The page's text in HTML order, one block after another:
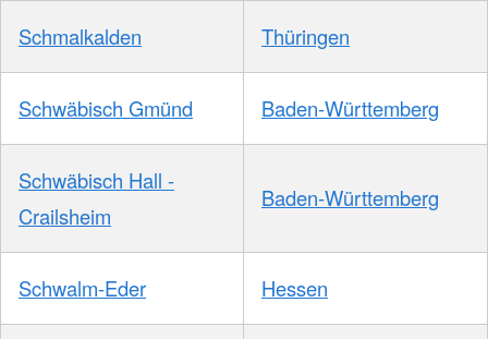
Schmalkalden Thüringen
Schwäbisch Gmünd Baden-Württemberg
Schwäbisch Hall -
Crailsheim
Baden-Württemberg
Schwalm-Eder Hessen